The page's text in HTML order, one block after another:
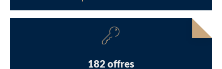
182 offres